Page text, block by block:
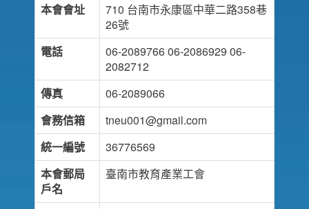
本會會址
710 台南市永康區中華二路358巷
26號
電話
06-2089766 06-2086929 06-
2082712
傳真
06-2089066
會務信箱
tneu001@gmail.com
統一編號
36776569
本會郵局
戶名
臺南市教育產業工會